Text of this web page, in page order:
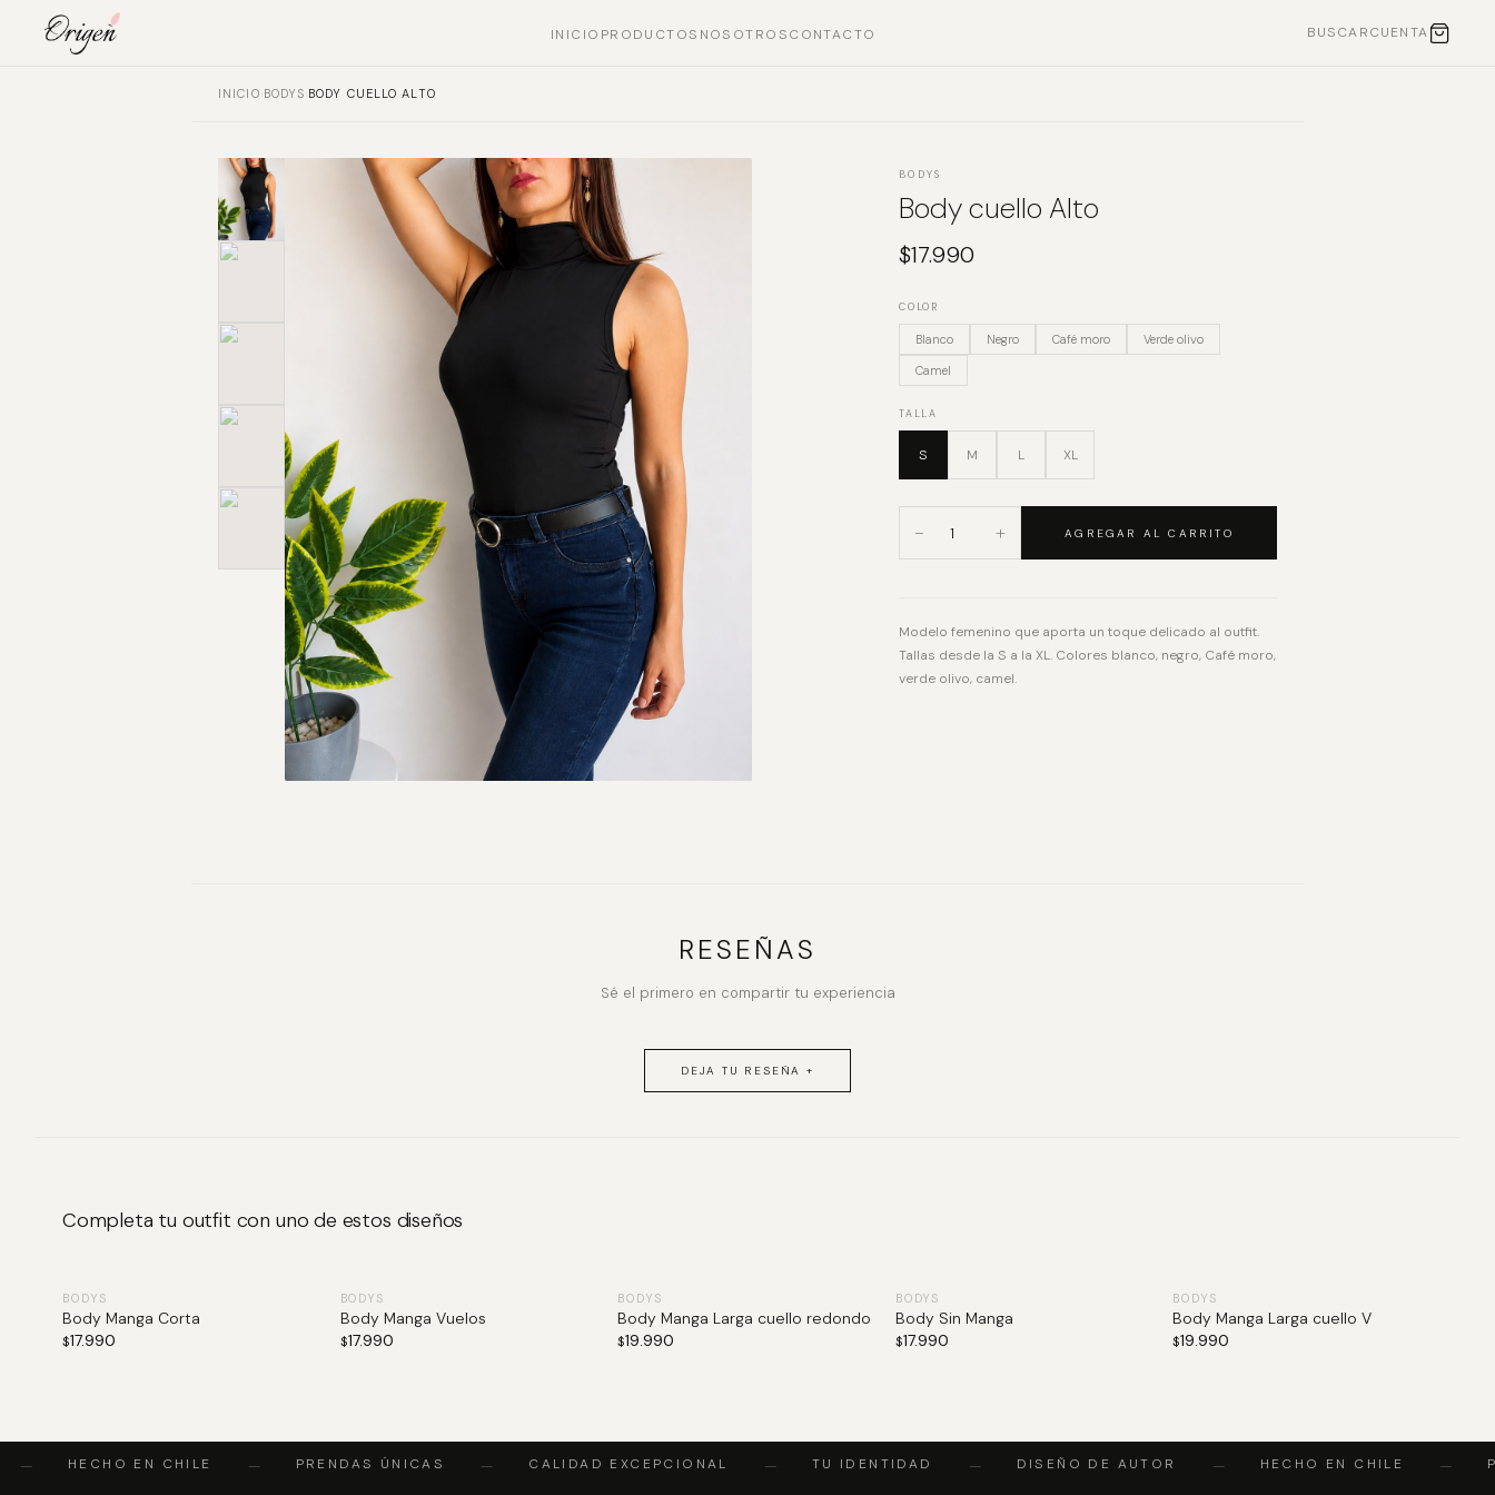
INICIO PRODUCTOS NOSOTROSCONTACTO BUSCARCUENTA
INICIO BODYS BODY CUELLO ALTO
BODYS
Body cuello Alto
$17.990
COLOR
Blanco Negro Café moro
Verde olivo
Camel
TALLA
S M L XL
− + AGREGAR AL CARRITO
Modelo femenino que aporta un toque delicado al outfit.
Tallas desde la S a la XL. Colores blanco, negro, Café moro,
verde olivo, camel.
RESEÑAS
Sé el primero en compartir tu experiencia
DEJA TU RESEÑA +
Completa tu outfit con uno de estos diseños
BODYS
Body Manga Corta
$17.990
BODYS
Body Manga Vuelos
$17.990
BODYS
Body Manga Larga cuello redondo
$19.990
BODYS
Body Sin Manga
$17.990
BODYS
Body Manga Larga cuello V
$19.990
HECHO EN CHILE PRENDAS ÚNICAS CALIDAD EXCEPCIONAL TU IDENTIDAD DISEÑO DE AUTOR HECHO EN CHILE